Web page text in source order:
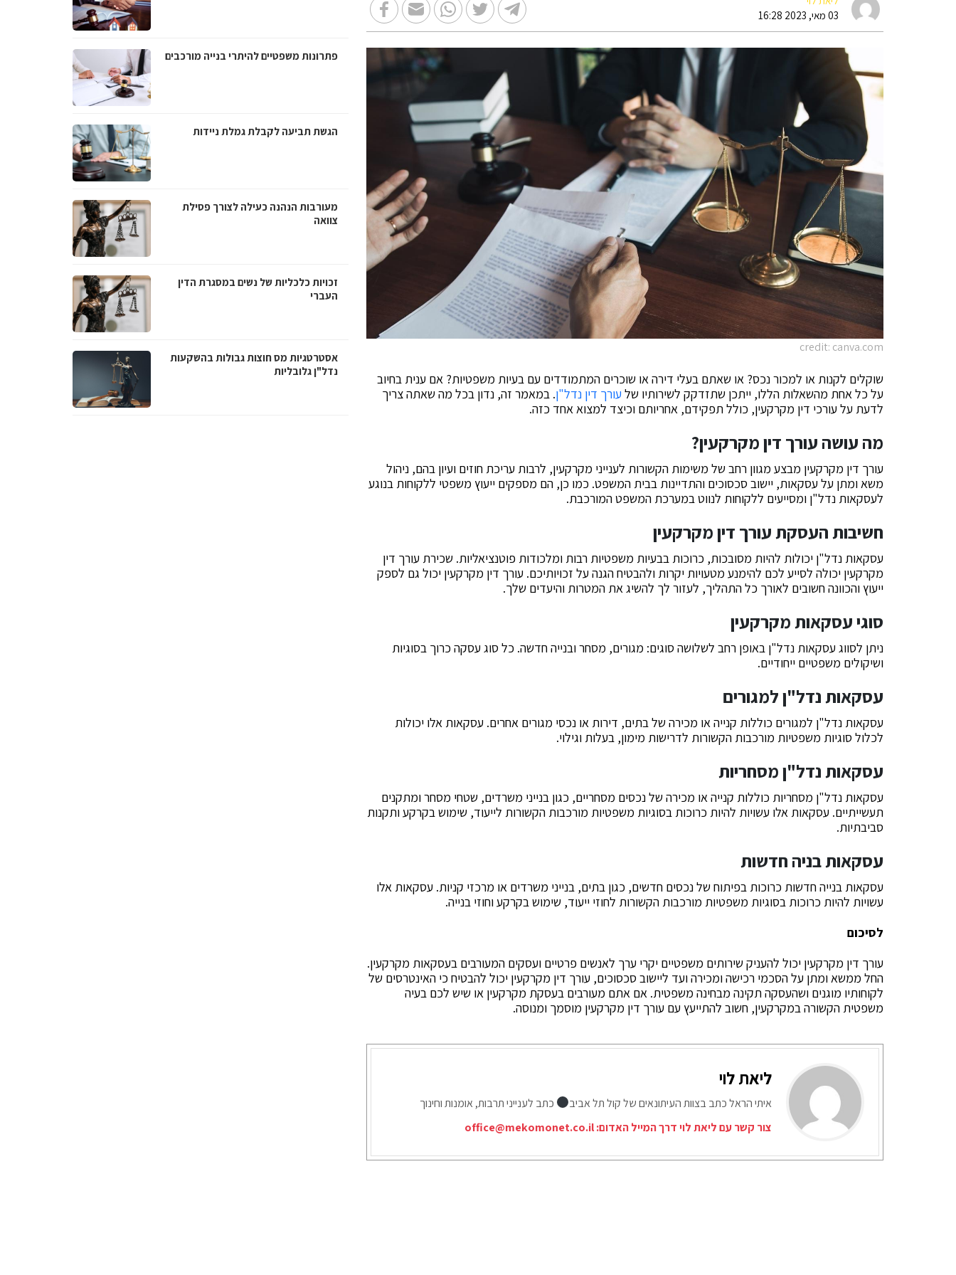
03 מאי, 2023 16:28
credit: canva.com
שוקלים לקנות או למכור נכס? או שאתם בעלי דירה או שוכרים המתמודדים עם בעיות משפטיות? אם ענית בחיוב
על כל אחת מהשאלות הללו, ייתכן שתזדקק לשירותיו של עורך דין נדל"ן. במאמר זה, נדון בכל מה שאתה צריך
לדעת על עורכי דין מקרקעין, כולל תפקידם, אחריותם וכיצד למצוא אחד כזה.
מה עושה עורך דין מקרקעין?
עורך דין מקרקעין מבצע מגוון רחב של משימות הקשורות לענייני מקרקעין, לרבות עריכת חוזים ועיון בהם, ניהול
משא ומתן על עסקאות, יישוב סכסוכים והתדיינות בבית המשפט. כמו כן, הם מספקים ייעוץ משפטי ללקוחות בנוגע
לעסקאות נדל"ן ומסייעים ללקוחות לנווט במערכת המשפט המורכבת.
חשיבות העסקת עורך דין מקרקעין
עסקאות נדל"ן יכולות להיות מסובכות, כרוכות בבעיות משפטיות רבות ומלכודות פוטנציאליות. שכירת עורך דין
מקרקעין יכולה לסייע לכם להימנע מטעויות יקרות ולהבטיח הגנה על זכויותיכם. עורך דין מקרקעין יכול גם לספק
ייעוץ והכוונה חשובים לאורך כל התהליך, לעזור לך להשיג את המטרות והיעדים שלך.
סוגי עסקאות מקרקעין
ניתן לסווג עסקאות נדל"ן באופן רחב לשלושה סוגים: מגורים, מסחר ובנייה חדשה. כל סוג עסקה כרוך בסוגיות
ושיקולים משפטיים ייחודיים.
עסקאות נדל"ן למגורים
עסקאות נדל"ן למגורים כוללות קנייה או מכירה של בתים, דירות או נכסי מגורים אחרים. עסקאות אלו יכולות
לכלול סוגיות משפטיות מורכבות הקשורות לדרישות מימון, בעלות וגילוי.
עסקאות נדל"ן מסחריות
עסקאות נדל"ן מסחריות כוללות קנייה או מכירה של נכסים מסחריים, כגון בנייני משרדים, שטחי מסחר ומתקנים
תעשייתיים. עסקאות אלו עשויות להיות כרוכות בסוגיות משפטיות מורכבות הקשורות לייעוד, שימוש בקרקע ותקנות
סביבתיות.
עסקאות בניה חדשות
עסקאות בנייה חדשות כרוכות בפיתוח של נכסים חדשים, כגון בתים, בנייני משרדים או מרכזי קניות. עסקאות אלו
עשויות להיות כרוכות בסוגיות משפטיות מורכבות הקשורות לחוזי ייעוד, שימוש בקרקע וחוזי בנייה.
לסיכום
עורך דין מקרקעין יכול להעניק שירותים משפטיים יקרי ערך לאנשים פרטיים ועסקים המעורבים בעסקאות מקרקעין.
החל ממשא ומתן על הסכמי רכישה ומכירה ועד ליישוב סכסוכים, עורך דין מקרקעין יכול להבטיח כי האינטרסים של
לקוחותיו מוגנים ושהעסקה תקינה מבחינה משפטית. אם אתם מעורבים בעסקת מקרקעין או שיש לכם בעיה
משפטית הקשורה במקרקעין, חשוב להתייעץ עם עורך דין מקרקעין מוסמך ומנוסה.
ליאת לוי
איתי הראל כתב בצוות העיתונאים של קול תל אביב
כתב לענייני תרבות, אומנות וחינוך
צור קשר עם ליאת לוי דרך המייל האדום:office@mekomonet.co.il
פתרונות משפטיים להיתרי בנייה מורכבים
הגשת תביעה לקבלת גמלת ניידות
מעורבות הנהנה כעילה לצורך פסילת
צוואה
זכויות כלכליות של נשים במסגרת הדין
העברי
אסטרטגיות מס חוצות גבולות בהשקעות
נדל"ן גלובליות